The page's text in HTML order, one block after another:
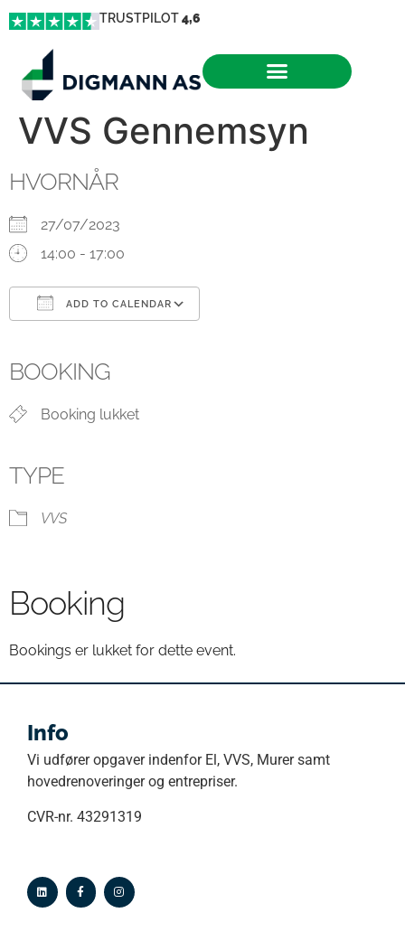
TRUSTPILOT4,6
VVS Gennemsyn
HVORNÅR
27/07/2023
14:00 - 17:00
ADD TO CALENDAR
BOOKING
Booking lukket
TYPE
VVS
Booking
Bookings er lukket for dette event.
Info
Vi udfører opgaver indenfor El, VVS, Murer samt
hovedrenoveringer og entrepriser.
CVR-nr. 43291319